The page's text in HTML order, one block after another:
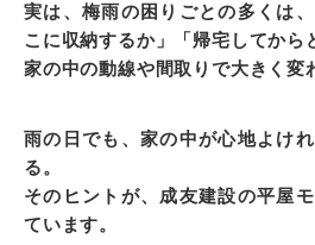
実は、梅雨の困りごとの多くは
こに収納するか」「帰宅してから
家の中の動線や間取りで大きく変
雨の日でも、家の中が心地よけ
る。
そのヒントが、成友建設の平屋
ています。